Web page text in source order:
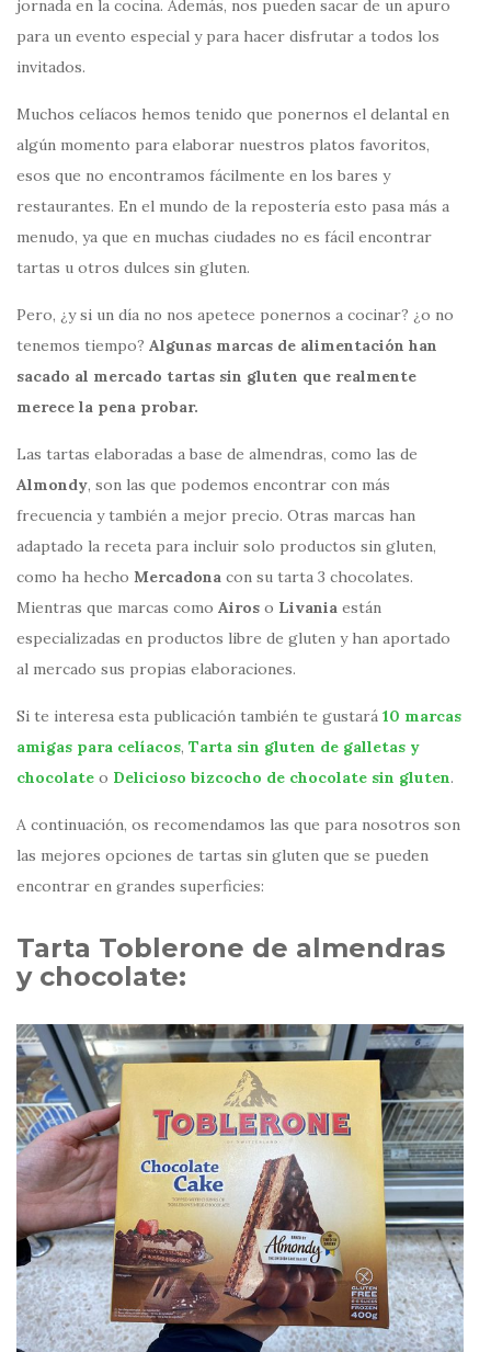
jornada en la cocina. Además, nos pueden sacar de un apuro
para un evento especial y para hacer disfrutar a todos los
invitados.
Muchos celíacos hemos tenido que ponernos el delantal en
algún momento para elaborar nuestros platos favoritos,
esos que no encontramos fácilmente en los bares y
restaurantes. En el mundo de la repostería esto pasa más a
menudo, ya que en muchas ciudades no es fácil encontrar
tartas u otros dulces sin gluten.
Pero, ¿y si un día no nos apetece ponernos a cocinar? ¿o no
tenemos tiempo? Algunas marcas de alimentación han
sacado al mercado tartas sin gluten que realmente
merece la pena probar.
Las tartas elaboradas a base de almendras, como las de
Almondy, son las que podemos encontrar con más
frecuencia y también a mejor precio. Otras marcas han
adaptado la receta para incluir solo productos sin gluten,
como ha hecho Mercadona con su tarta 3 chocolates.
Mientras que marcas como Airos o Livania están
especializadas en productos libre de gluten y han aportado
al mercado sus propias elaboraciones.
Si te interesa esta publicación también te gustará 10 marcas
amigas para celíacos, Tarta sin gluten de galletas y
chocolate o Delicioso bizcocho de chocolate sin gluten.
A continuación, os recomendamos las que para nosotros son
las mejores opciones de tartas sin gluten que se pueden
encontrar en grandes superficies:
Tarta Toblerone de almendras
y chocolate: